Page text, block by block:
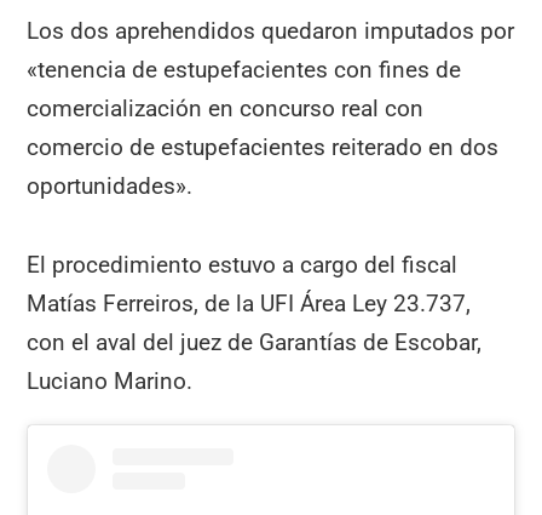
Los dos aprehendidos quedaron imputados por
«tenencia de estupefacientes con fines de
comercialización en concurso real con
comercio de estupefacientes reiterado en dos
oportunidades».
El procedimiento estuvo a cargo del fiscal
Matías Ferreiros, de la UFI Área Ley 23.737,
con el aval del juez de Garantías de Escobar,
Luciano Marino.